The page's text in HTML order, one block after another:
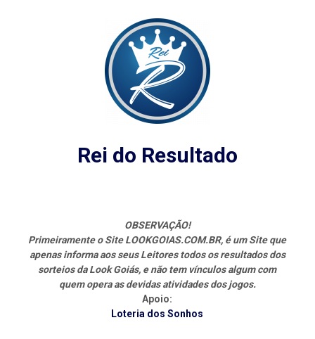
Rei do Resultado
OBSERVAÇÃO!
Primeiramente o Site LOOKGOIAS.COM.BR, é um Site que
apenas informa aos seus Leitores todos os resultados dos
sorteios da Look Goiás, e não tem vínculos algum com
quem opera as devidas atividades dos jogos.
Apoio:
Loteria dos Sonhos